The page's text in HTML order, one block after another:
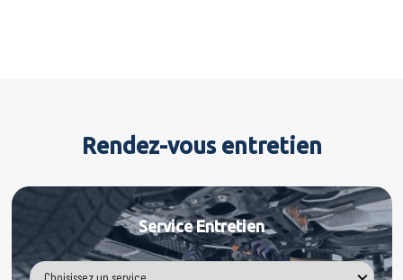
Rendez-vous entretien
Service Entretien